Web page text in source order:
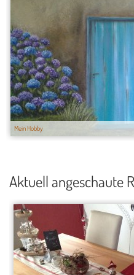
Mein Hobby
Aktuell angeschaute